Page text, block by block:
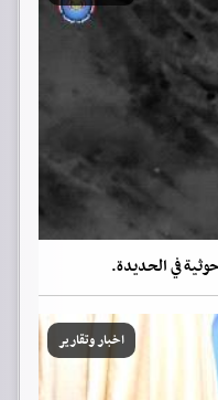
في الحديدة.
اخبار وتقارير